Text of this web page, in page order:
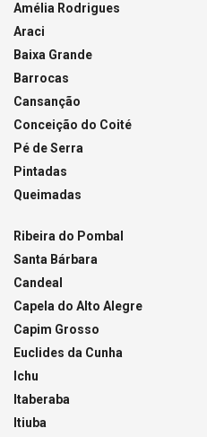
Amélia Rodrigues
Araci
Baixa Grande
Barrocas
Cansanção
Conceição do Coité
Pé de Serra
Pintadas
Queimadas
Ribeira do Pombal
Santa Bárbara
Candeal
Capela do Alto Alegre
Capim Grosso
Euclides da Cunha
Ichu
Itaberaba
Itiuba